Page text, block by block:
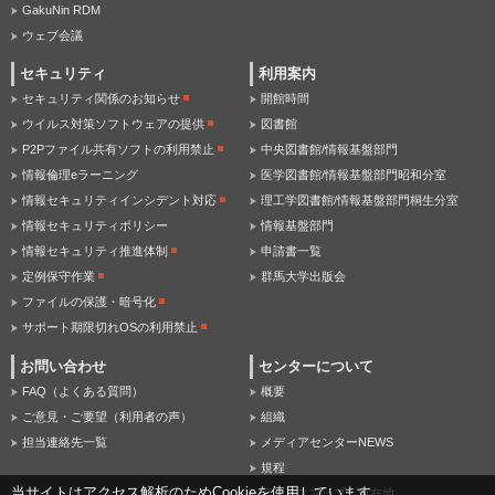
GakuNin RDM
ウェブ会議
セキュリティ
セキュリティ関係のお知らせ
ウイルス対策ソフトウェアの提供
P2Pファイル共有ソフトの利用禁止
情報倫理eラーニング
情報セキュリティインシデント対応
情報セキュリティポリシー
情報セキュリティ推進体制
定例保守作業
ファイルの保護・暗号化
サポート期限切れOSの利用禁止
利用案内
開館時間
図書館
中央図書館/情報基盤部門
医学図書館/情報基盤部門昭和分室
理工学図書館/情報基盤部門桐生分室
情報基盤部門
申請書一覧
群馬大学出版会
お問い合わせ
FAQ（よくある質問）
ご意見・ご要望（利用者の声）
担当連絡先一覧
センターについて
概要
組織
メディアセンターNEWS
規程